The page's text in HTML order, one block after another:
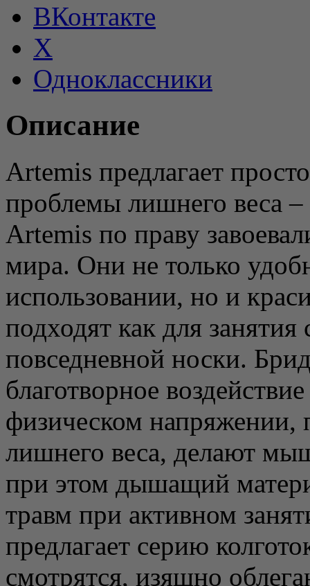
ВКонтакте
X
Одноклассники
Описание
Artemis предлагает
проблемы лишнего веса
Artemis по праву
мира. Они не только
использовании, но и
подходят как для
повседневной носки.
благотворное
физическом напряжении,
лишнего веса, делают
при этом дышащий
травм при активном
предлагает серию
смотрятся, изящно